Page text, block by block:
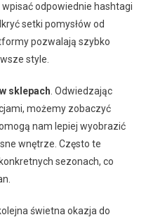
odpowiednie hashtagi
setki pomysłów od
pozwalają szybko
style.
sklepach. Odwiedzając
możemy zobaczyć
nam lepiej wyobrazić
wnętrze. Często te
sezonach, co
świetna okazja do